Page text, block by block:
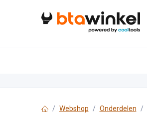
Webshop Onderdelen